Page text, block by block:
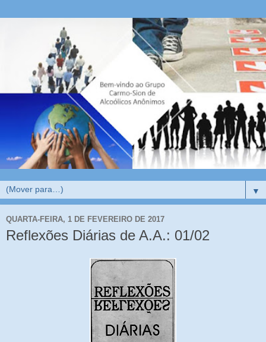
▼
QUARTA-FEIRA, 1 DE FEVEREIRO DE 2017
Reflexões Diárias de A.A.: 01/02